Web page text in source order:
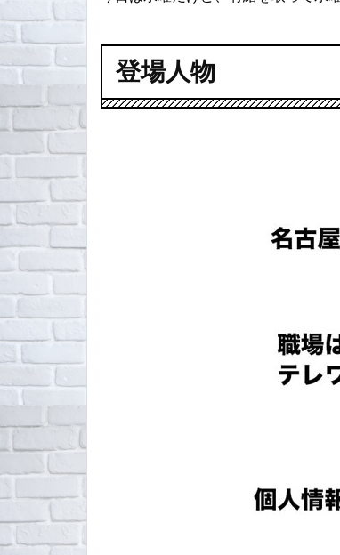
登場人物